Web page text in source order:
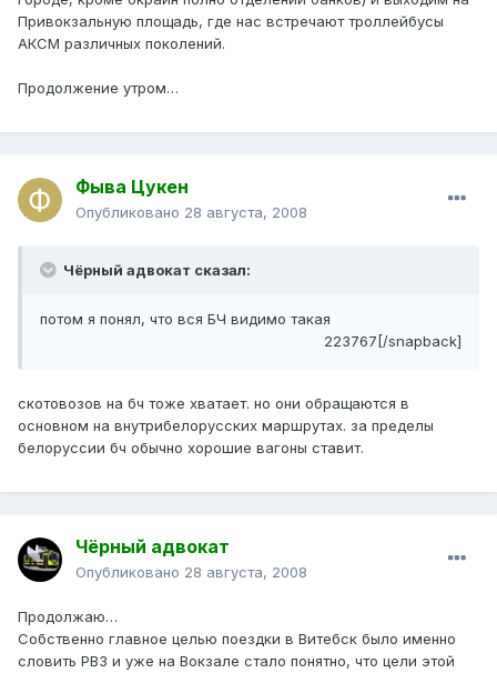
Привокзальную площадь, где нас встречают троллейбусы
АКСМ различных поколений.
Продолжение утром…
Фыва Цукен
Опубликовано 28 августа, 2008
Чёрный адвокат сказал:
потом я понял, что вся БЧ видимо такая
223767[/snapback]
скотовозов на бч тоже хватает. но они обращаются в
основном на внутрибелорусских маршрутах. за пределы
белоруссии бч обычно хорошие вагоны ставит.
Чёрный адвокат
Опубликовано 28 августа, 2008
Продолжаю…
Собственно главное целью поездки в Витебск было именно
словить РВЗ и уже на Вокзале стало понятно, что цели этой